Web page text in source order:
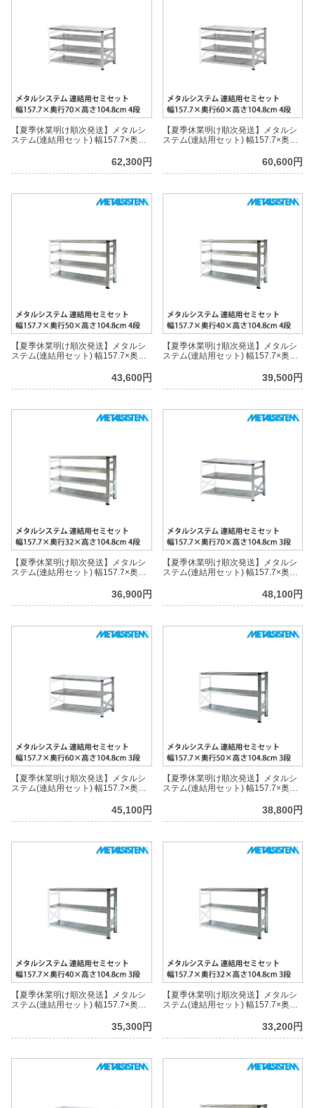
【夏季休業明け順次発送】メタルシ
ステム(連結用セット) 幅157.7×奥行
62,300円
【夏季休業明け順次発送】メタルシ
ステム(連結用セット) 幅157.7×奥行
60,600円
【夏季休業明け順次発送】メタルシ
ステム(連結用セット) 幅157.7×奥行
43,600円
【夏季休業明け順次発送】メタルシ
ステム(連結用セット) 幅157.7×奥行
39,500円
【夏季休業明け順次発送】メタルシ
ステム(連結用セット) 幅157.7×奥行
36,900円
【夏季休業明け順次発送】メタルシ
ステム(連結用セット) 幅157.7×奥行
48,100円
【夏季休業明け順次発送】メタルシ
ステム(連結用セット) 幅157.7×奥行
45,100円
【夏季休業明け順次発送】メタルシ
ステム(連結用セット) 幅157.7×奥行
38,800円
【夏季休業明け順次発送】メタルシ
ステム(連結用セット) 幅157.7×奥行
35,300円
【夏季休業明け順次発送】メタルシ
ステム(連結用セット) 幅157.7×奥行
33,200円